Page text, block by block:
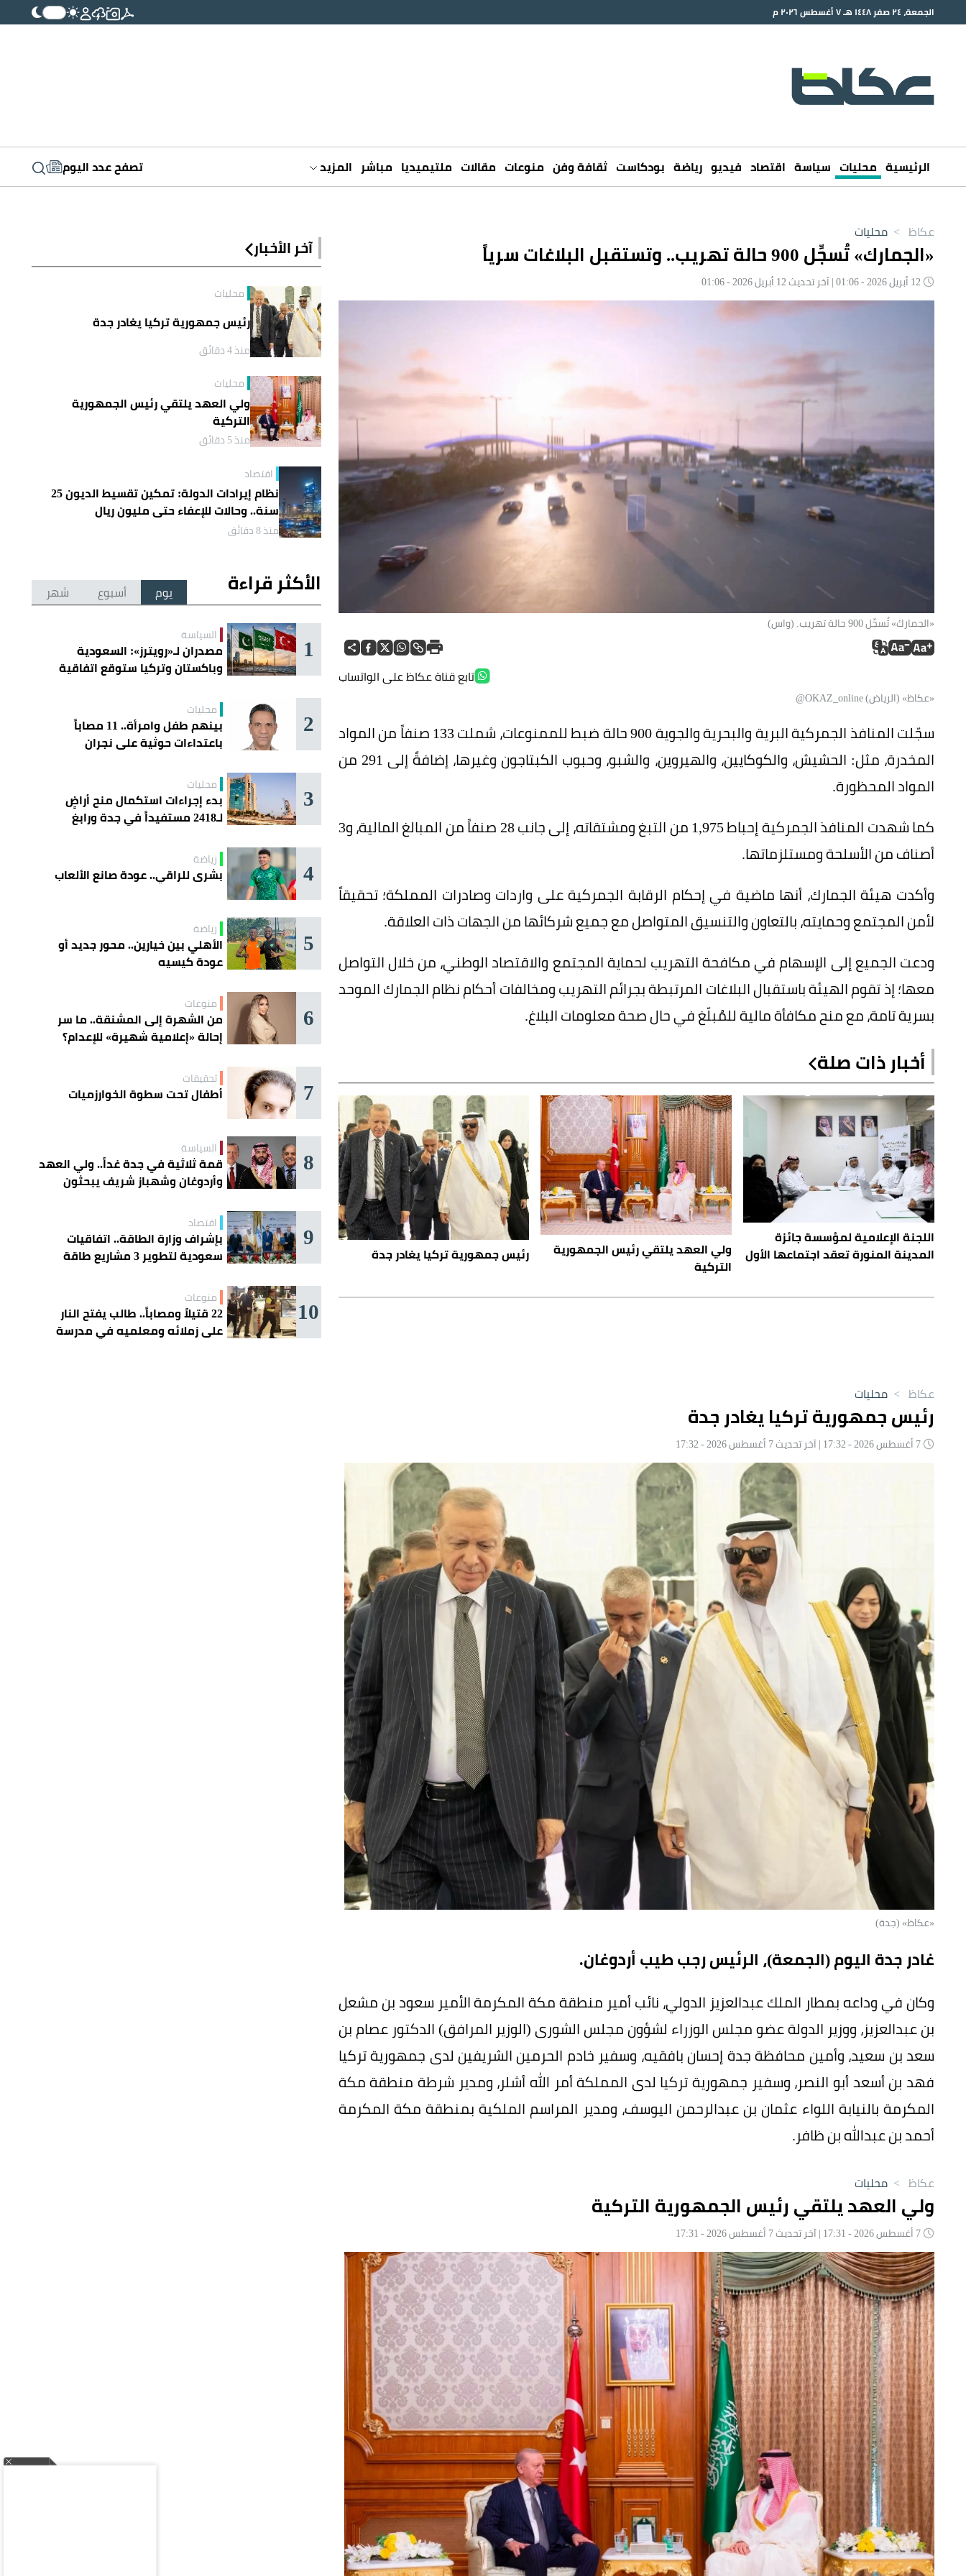
الجمعة، ٢٤ صفر ١٤٤٨ هـ ٧ أغسطس ٢٠٢٦ م
الرئيسية محليات سياسة اقتصاد فيديو رياضة بودكاست ثقافة وفن منوعات مقالات ملتيميديا مباشر المزيد تصفح عدد اليوم
عكاظ > محليات
«الجمارك» تُسجِّل 900 حالة تهريب.. وتستقبل البلاغات سرياً
«الجمارك» تُسجِّل 900 حالة تهريب. (واس)
تابع قناة عكاظ على الواتساب
«عكاظ» (الرياض) OKAZ_online@
سجّلت المنافذ الجمركية البرية والبحرية والجوية 900 حالة ضبط للممنوعات، شملت 133 صنفاً من المواد
المخدرة، مثل: الحشيش، والكوكايين، والهيروين، والشبو، وحبوب الكبتاجون وغيرها، إضافةً إلى 291 من
المواد المحظورة.
كما شهدت المنافذ الجمركية إحباط 1,975 من التبغ ومشتقاته، إلى جانب 28 صنفاً من المبالغ المالية، و3
أصناف من الأسلحة ومستلزماتها.
وأكدت هيئة الجمارك، أنها ماضية في إحكام الرقابة الجمركية على واردات وصادرات المملكة؛ تحقيقاً
لأمن المجتمع وحمايته، بالتعاون والتنسيق المتواصل مع جميع شركائها من الجهات ذات العلاقة.
ودعت الجميع إلى الإسهام في مكافحة التهريب لحماية المجتمع والاقتصاد الوطني، من خلال التواصل
معها؛ إذ تقوم الهيئة باستقبال البلاغات المرتبطة بجرائم التهريب ومخالفات أحكام نظام الجمارك الموحد
بسرية تامة، مع منح مكافأة مالية للمُبلّغ في حال صحة معلومات البلاغ.
أخبار ذات صلة
اللجنة الإعلامية لمؤسسة جائزة
المدينة المنورة تعقد اجتماعها الأول
ولي العهد يلتقي رئيس الجمهورية
التركية
رئيس جمهورية تركيا يغادر جدة
آخر الأخبار
محليات
رئيس جمهورية تركيا يغادر جدة
منذ 4 دقائق
محليات
ولي العهد يلتقي رئيس الجمهورية
التركية
منذ 5 دقائق
اقتصاد
نظام إيرادات الدولة: تمكين تقسيط الديون 25
سنة.. وحالات للإعفاء حتى مليون ريال
منذ 8 دقائق
الأكثر قراءة يوم أسبوع شهر
1 السياسة
مصدران لـ«رويترز»: السعودية
وباكستان وتركيا ستوقع اتفاقية
2 محليات
بينهم طفل وامرأة.. 11 مصاباً
باعتداءات حوثية على نجران
3 محليات
بدء إجراءات استكمال منح أراضٍ
لـ2418 مستفيداً في جدة ورابغ
4 رياضة
بشرى للراقي.. عودة صانع الألعاب
5 رياضة
الأهلي بين خيارين.. محور جديد أو
عودة كيسيه
6 منوعات
من الشهرة إلى المشنقة.. ما سر
إحالة «إعلامية شهيرة» للإعدام؟
7 تحقيقات
أطفال تحت سطوة الخوارزميات
8 السياسة
قمة ثلاثية في جدة غداً.. ولي العهد
وأردوغان وشهباز شريف يبحثون
9 اقتصاد
بإشراف وزارة الطاقة.. اتفاقيات
سعودية لتطوير 3 مشاريع طاقة
10 منوعات
22 قتيلاً ومصاباً.. طالب يفتح النار
على زملائه ومعلميه في مدرسة
عكاظ > محليات
رئيس جمهورية تركيا يغادر جدة
«عكاظ» (جدة)
غادر جدة اليوم (الجمعة)، الرئيس رجب طيب أردوغان.
وكان في وداعه بمطار الملك عبدالعزيز الدولي، نائب أمير منطقة مكة المكرمة الأمير سعود بن مشعل
بن عبدالعزيز، ووزير الدولة عضو مجلس الوزراء لشؤون مجلس الشورى (الوزير المرافق) الدكتور عصام بن
سعد بن سعيد، وأمين محافظة جدة إحسان بافقيه، وسفير خادم الحرمين الشريفين لدى جمهورية تركيا
فهد بن أسعد أبو النصر، وسفير جمهورية تركيا لدى المملكة أمر الله أشلر، ومدير شرطة منطقة مكة
المكرمة بالنيابة اللواء عثمان بن عبدالرحمن اليوسف، ومدير المراسم الملكية بمنطقة مكة المكرمة
أحمد بن عبدالله بن ظافر.
عكاظ > محليات
ولي العهد يلتقي رئيس الجمهورية التركية